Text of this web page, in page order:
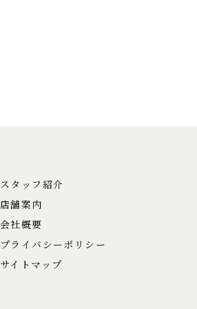
スタッフ紹介
店舗案内
会社概要
プライバシーポリシー
サイトマップ